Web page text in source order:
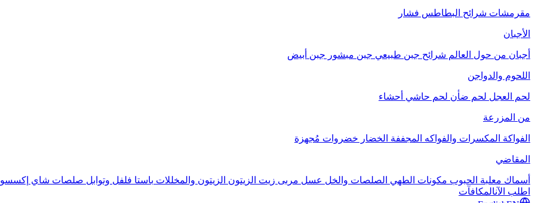
مقرمشات شرائح البطاطس فشار
الأجبان
أجبان من حول العالم شرائح جبن طبيعي جبن مبشور جبن أبيض
اللحوم والدواجن
لحم العجل لحم ضأن لحم حاشي أحشاء
من المزرعة
الفواكة المكسرات والفواكه المجففة الخضار خضروات مُجهزة
المقاضي
أسماك معلبة الحبوب مكونات الطهي الصلصات والخل عسل مربى زيت الزيتون الزيتون والمخللات باستا فلفل وتوابل صلصات شاي
اطلب الآنالمكافآت